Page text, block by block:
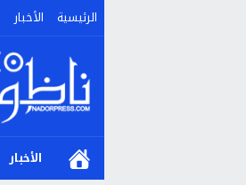
الرئيسية الأخبار
الأخبار